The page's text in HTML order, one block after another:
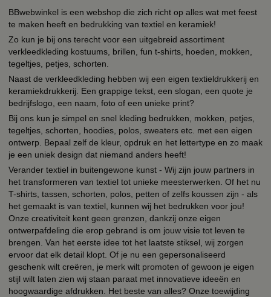
BBwebwinkel is een webshop die zich richt op alles wat met feest
te maken heeft en bedrukking van textiel en keramiek!
Zo kun je bij ons terecht voor een uitgebreid assortiment
verkleedkleding kostuums, brillen, fun t-shirts, hoeden, mokken,
tegeltjes, petjes, schorten.
Naast de verkleedkleding hebben wij een eigen textieldrukkerij en
keramiekdrukkerij. Een grappige tekst, een slogan, een quote je
bedrijfslogo, een naam, foto of een unieke print?
Bij ons kun je simpel en snel kleding bedrukken, mokken, petjes,
tegeltjes, schorten, hoodies, polos, sweaters etc. met een eigen
ontwerp. Bepaal zelf de kleur, opdruk en het lettertype en zo maak
je een uniek design dat niemand anders heeft!
Verander textiel in buitengewone kunst - Wij zijn jouw partners in
het transformeren van textiel tot unieke meesterwerken. Of het nu
T-shirts, tassen, schorten, polos, petten of zelfs koussen zijn - als
het gemaakt is van textiel, kunnen wij het bedrukken voor jou!
Onze creativiteit kent geen grenzen, dankzij onze eigen
ontwerpafdeling die erop gebrand is om jouw visie tot leven te
brengen. Van het eerste idee tot het laatste stiksel, wij zorgen
ervoor dat elk detail klopt. Of je nu een gepersonaliseerd
geschenk wilt creëren, je merk wilt promoten of gewoon je eigen
stijl wilt laten zien wij staan paraat met innovatieve ideeën en
hoogwaardige afdrukken. Het beste van alles? Onze toewijding